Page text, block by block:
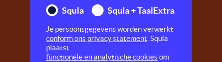
Squla
Squla + TaalExtra
Je persoonsgegevens worden verwerkt
conform ons privacy statement . Squla
plaatst
functionele en analytische cookies om